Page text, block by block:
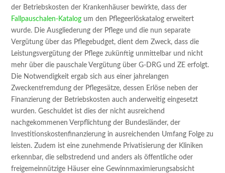
der Betriebskosten der Krankenhäuser bewirkte, dass der
Fallpauschalen-Katalog um den Pflegeerlöskatalog erweitert
wurde. Die Ausgliederung der Pflege und die nun separate
Vergütung über das Pflegebudget, dient dem Zweck, dass die
Leistungsvergütung der Pflege zukünftig unmittelbar und nicht
mehr über die pauschale Vergütung über G-DRG und ZE erfolgt.
Die Notwendigkeit ergab sich aus einer jahrelangen
Zweckentfremdung der Pflegesätze, dessen Erlöse neben der
Finanzierung der Betriebskosten auch anderweitig eingesetzt
wurden. Geschuldet ist dies der nicht ausreichend
nachgekommenen Verpflichtung der Bundesländer, der
Investitionskostenfinanzierung in ausreichenden Umfang Folge zu
leisten. Zudem ist eine zunehmende Privatisierung der Kliniken
erkennbar, die selbstredend und anders als öffentliche oder
freigemeinnützige Häuser eine Gewinnmaximierungsabsicht